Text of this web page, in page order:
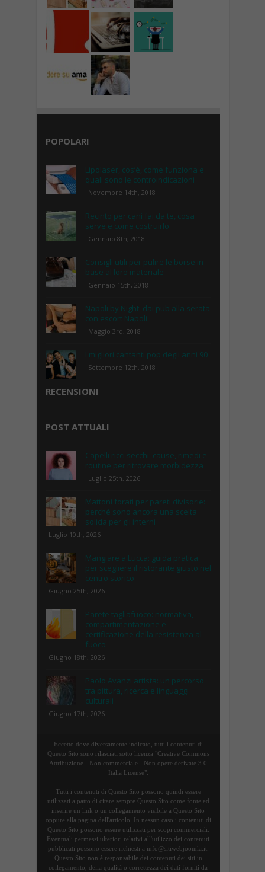
POPOLARI
Lipolaser, cos’è, come funziona e
quali sono le controindicazioni
Novembre 14th, 2018
Recinto per cani fai da te, cosa
serve e come costruirlo
Gennaio 8th, 2018
Consigli utili per pulire le borse in
base al loro materiale
Gennaio 15th, 2018
Napoli by Night: dai pub alla serata
con escort Napoli.
Maggio 3rd, 2018
I migliori cantanti pop degli anni 90
Settembre 12th, 2018
RECENSIONI
POST ATTUALI
Capelli ricci secchi: cause, rimedi e
routine per ritrovare morbidezza
Luglio 25th, 2026
Mattoni forati per pareti divisorie:
perché sono ancora una scelta
solida per gli interni
Luglio 10th, 2026
Mangiare a Lucca: guida pratica
per scegliere il ristorante giusto nel
centro storico
Giugno 25th, 2026
Parete tagliafuoco: normativa,
compartimentazione e
certificazione della resistenza al
fuoco
Giugno 18th, 2026
Paolo Avanzi artista: un percorso
tra pittura, ricerca e linguaggi
culturali
Giugno 17th, 2026
Eccetto dove diversamente indicato, tutti i contenuti di
Questo Sito sono rilasciati sotto licenza "Creative Commons
Attribuzione - Non commerciale - Non opere derivate 3.0
Italia License".
Tutti i contenuti di Questo Sito possono quindi essere
utilizzati a patto di citare sempre Questo Sito come fonte ed
inserire un link o un collegamento visibile a Questo Sito
oppure alla pagina dell'articolo. In nessun caso i contenuti di
Questo Sito possono essere utilizzati per scopi commerciali.
Eventuali permessi ulteriori relativi all'utilizzo dei contenuti
pubblicati possono essere richiesti a info@sitiwebjoomla.it.
Questo Sito non è responsabile dei contenuti dei siti in
collegamento, della qualità o correttezza dei dati forniti da